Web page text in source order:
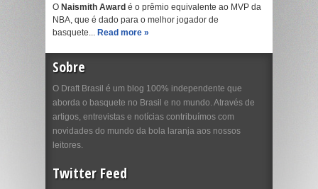
O Naismith Award é o prêmio equivalente ao MVP da
NBA, que é dado para o melhor jogador de
basquete... Read more »
Sobre
O Draft Brasil é um blog 100% independente que
aborda o basquete no Brasil e no mundo. Através de
artigos, entrevistas e notícias contribuímos com
novidades do mundo da bola laranja aos nossos
leitores.
Twitter Feed